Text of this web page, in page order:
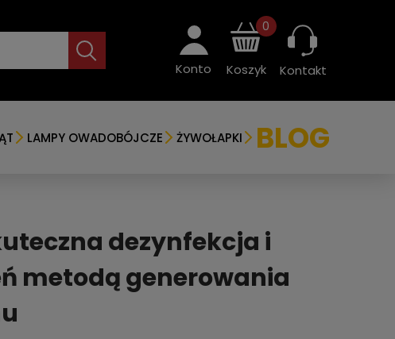
Konto Koszyk
0
Kontakt
LAMPY OWADOBÓJCZE ŻYWOŁAPKI BLOG
dezynfekcja i
metodą generowania